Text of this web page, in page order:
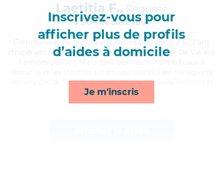
Inscrivez-vous pour
afficher plus de profils
d’aides à domicile
Je m'inscris
Laetitia F., Régusse
à 5km de chez Vous
, humaine et volontaire, Laetitia a 23 ans
d'expérience et possède un diplôme d'Assistante De Vie aux
ses services de lever/coucher, activités, courses/livraison et
surveillance de nuit*